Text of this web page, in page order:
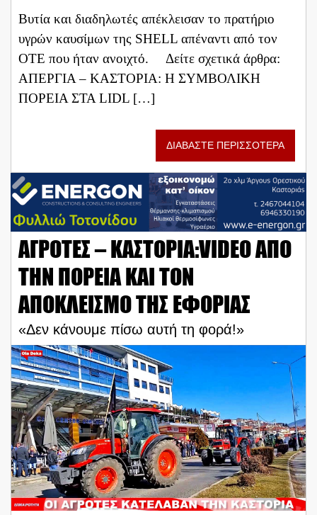
Βυτία και διαδηλωτές απέκλεισαν το πρατήριο
υγρών καυσίμων της SHELL απέναντι από τον
ΟΤΕ που ήταν ανοιχτό. Δείτε σχετικά άρθρα:
ΑΠΕΡΓΙΑ – ΚΑΣΤΟΡΙΑ: Η ΣΥΜΒΟΛΙΚΗ
ΠΟΡΕΙΑ ΣΤΑ LIDL […]
ΔΙΑΒΑΣΤΕ ΠΕΡΙΣΣΟΤΕΡΑ
ΑΓΡΟΤΕΣ – ΚΑΣΤΟΡΙΑ:VIDEO ΑΠΟ
ΤΗΝ ΠΟΡΕΙΑ ΚΑΙ ΤΟΝ
ΑΠΟΚΛΕΙΣΜΟ ΤΗΣ ΕΦΟΡΙΑΣ
«Δεν κάνουμε πίσω αυτή τη φορά!»